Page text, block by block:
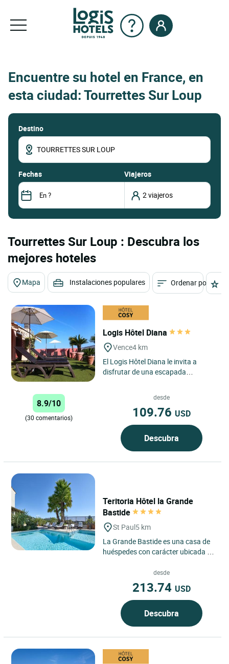
Encuentre su hotel en France, en
esta ciudad: Tourrettes Sur Loup
Destino
fechas Viajeros
Tourrettes Sur Loup : Descubra los
mejores hoteles
Mapa Instalaciones populares Ordenar por
Logis Hôtel Diana
Vence4 km
El Logis Hôtel Diana le invita a
disfrutar de una escapada
8.9/10
(30 comentarios)
desde
109.76 USD
Descubra
Teritoria Hôtel la Grande
Bastide
St Paul5 km
La Grande Bastide es una casa de
huéspedes con carácter ubicada en
Provenza-Alpes-Costa...
desde
213.74 USD
Descubra